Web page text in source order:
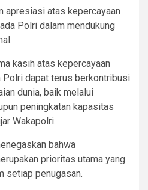
apresiasi atas kepercayaan
Polri dalam mendukung
kasih atas kepercayaan
Polri dapat terus berkontribusi
dunia, baik melalui
peningkatan kapasitas
Wakapolri.
bahwa
prioritas utama yang
setiap penugasan.